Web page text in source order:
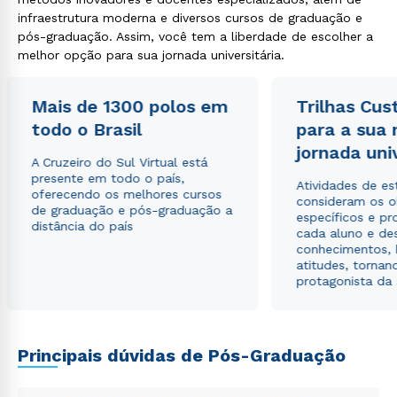
infraestrutura moderna e diversos cursos de graduação e
pós-graduação. Assim, você tem a liberdade de escolher a
melhor opção para sua jornada universitária.
Mais de 1300 polos em
todo o Brasil
A Cruzeiro do Sul Virtual está
presente em todo o país,
oferecendo os melhores cursos
de graduação e pós-graduação a
distância do país
Trilhas
para a sua
jornada
Atividades de
consideram os
específicos e
cada aluno e
conhecimentos,
atitudes,
protagonista da
Principais dúvidas de Pós-Graduação
Rápido e fácil
ou